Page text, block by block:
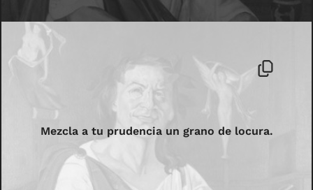
Mezcla a tu prudencia un grano de locura.